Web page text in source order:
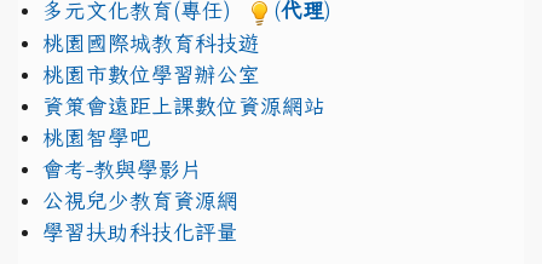
多元文化教育(專任) (代理)
桃園國際城教育科技遊
桃園市數位學習辦公室
資策會遠距上課數位資源網站
桃園智學吧
會考-教與學影片
公視兒少教育資源網
學習扶助科技化評量